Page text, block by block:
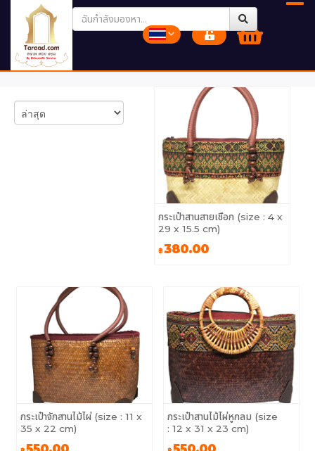
กระเป๋าสานสายเชือก (size : 4 x
29 x 15.5 cm)
฿380.00
กระเป๋าจักสานไม้ไผ่ (size : 11 x
35 x 22 cm)
กระเป๋าสานไม้ไผ่หูกลม (size
: 12 x 31 x 23 cm)